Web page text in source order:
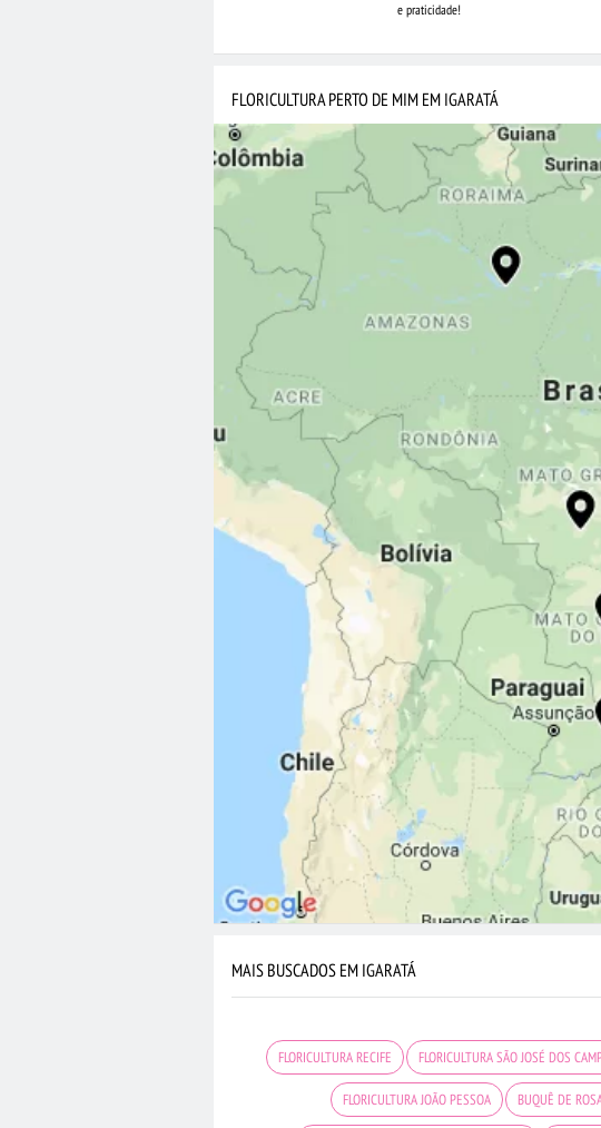
e praticidade!
FLORICULTURA PERTO DE MIM EM IGARATÁ
MAIS BUSCADOS EM IGARATÁ
FLORICULTURA RECIFE FLORICULTURA SÃO JOSÉ DOS
FLORICULTURA JOÃO PESSOA BUQUÊ DE